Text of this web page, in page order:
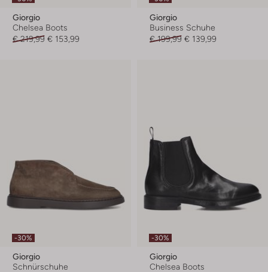
Giorgio
Chelsea Boots
€ 219,99 € 153,99
Giorgio
Business Schuhe
€ 199,99 € 139,99
-30%
Giorgio
Schnürschuhe
-30%
Giorgio
Chelsea Boots